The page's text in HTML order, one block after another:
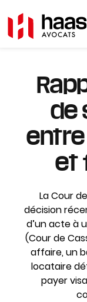
de
et
La Cour
décision
d’un acte à
(Cour de
affaire, un
locataire
payer